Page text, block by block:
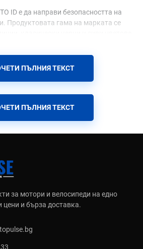
ID е да направи безопасността на
Продуктовата гама на марката се
MOTO ID използва утвърдени
материали:
Mesh- Здрава текстилна материя с
- В по-сериозните им модели якета се
условия
ПЪЛНИЯ ТЕКСТ
ПЪЛНИЯ ТЕКСТ
за мотори и велосипеди на едно
цени и бърза доставка.